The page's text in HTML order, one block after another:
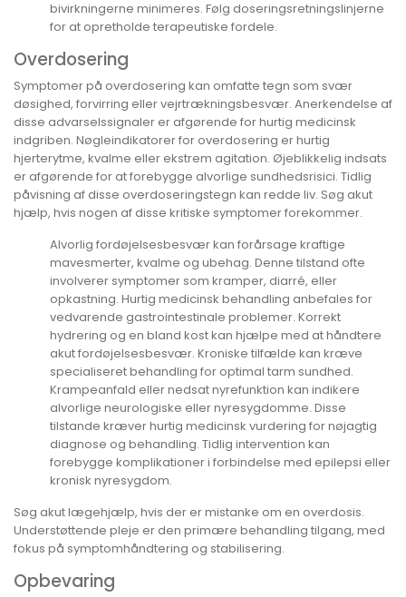
bivirkningerne minimeres. Følg doseringsretningslinjerne
for at opretholde terapeutiske fordele.
Overdosering
Symptomer på overdosering kan omfatte tegn som svær
døsighed, forvirring eller vejrtrækningsbesvær. Anerkendelse af
disse advarselssignaler er afgørende for hurtig medicinsk
indgriben. Nøgleindikatorer for overdosering er hurtig
hjerterytme, kvalme eller ekstrem agitation. Øjeblikkelig indsats
er afgørende for at forebygge alvorlige sundhedsrisici. Tidlig
påvisning af disse overdoseringstegn kan redde liv. Søg akut
hjælp, hvis nogen af disse kritiske symptomer forekommer.
Alvorlig fordøjelsesbesvær kan forårsage kraftige
mavesmerter, kvalme og ubehag. Denne tilstand ofte
involverer symptomer som kramper, diarré, eller
opkastning. Hurtig medicinsk behandling anbefales for
vedvarende gastrointestinale problemer. Korrekt
hydrering og en bland kost kan hjælpe med at håndtere
akut fordøjelsesbesvær. Kroniske tilfælde kan kræve
specialiseret behandling for optimal tarm sundhed.
Krampeanfald eller nedsat nyrefunktion kan indikere
alvorlige neurologiske eller nyresygdomme. Disse
tilstande kræver hurtig medicinsk vurdering for nøjagtig
diagnose og behandling. Tidlig intervention kan
forebygge komplikationer i forbindelse med epilepsi eller
kronisk nyresygdom.
Søg akut lægehjælp, hvis der er mistanke om en overdosis.
Understøttende pleje er den primære behandling tilgang, med
fokus på symptomhåndtering og stabilisering.
Opbevaring